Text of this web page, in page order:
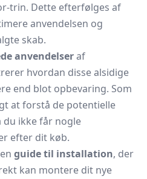
trin. Dette efterfølges af
anvendelsen og
skab.
anvendelseraf
hvordan disse alsidige
end blot opbevaring. Som
at forstå de potentielle
du ikke får nogle
efter dit køb.
guide til installation, der
kan montere dit nye